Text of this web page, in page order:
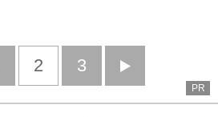
2 3
へ
PR